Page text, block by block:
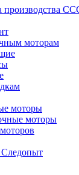
производства
моторам
моторы
моторы